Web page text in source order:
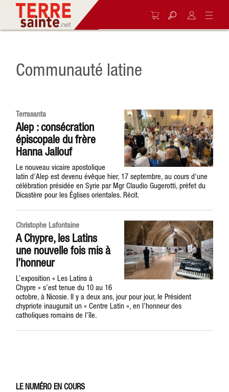
Communauté latine
Terrasanta
Alep : consécration
épiscopale du frère
Hanna Jallouf
Le nouveau vicaire apostolique
latin d'Alep est devenu évêque hier, 17 septembre, au cours d'une
célébration présidée en Syrie par Mgr Claudio Gugerotti, préfet du
Dicastère pour les Églises orientales. Récit.
Christophe Lafontaine
A Chypre, les Latins
une nouvelle fois mis à
l’honneur
L’exposition « Les Latins à
Chypre » s’est tenue du 10 au 16
octobre, à Nicosie. Il y a deux ans, jour pour jour, le Président
chypriote inaugurait un « Centre Latin », en l’honneur des
catholiques romains de l’île.
LE NUMÉRO EN COURS